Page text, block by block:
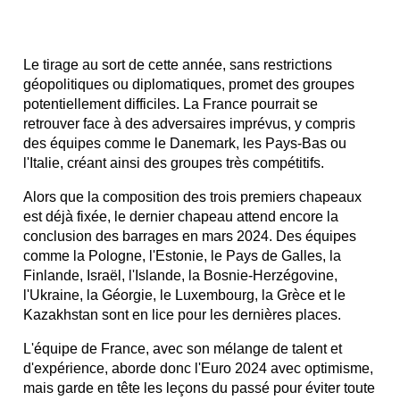
Le tirage au sort de cette année, sans restrictions
géopolitiques ou diplomatiques, promet des groupes
potentiellement difficiles. La France pourrait se
retrouver face à des adversaires imprévus, y compris
des équipes comme le Danemark, les Pays-Bas ou
l'Italie, créant ainsi des groupes très compétitifs.
Alors que la composition des trois premiers chapeaux
est déjà fixée, le dernier chapeau attend encore la
conclusion des barrages en mars 2024. Des équipes
comme la Pologne, l'Estonie, le Pays de Galles, la
Finlande, Israël, l'Islande, la Bosnie-Herzégovine,
l'Ukraine, la Géorgie, le Luxembourg, la Grèce et le
Kazakhstan sont en lice pour les dernières places.
L'équipe de France, avec son mélange de talent et
d'expérience, aborde donc l'Euro 2024 avec optimisme,
mais garde en tête les leçons du passé pour éviter toute